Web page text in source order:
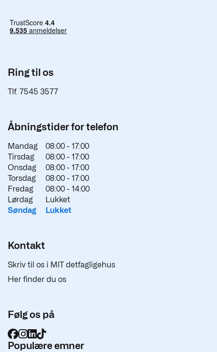
Ring til os
Tlf. 7545 3577
Åbningstider for telefon
Mandag 08:00 - 17:00
Tirsdag
08:00 - 17:00
Onsdag
08:00 - 17:00
Torsdag
08:00 - 17:00
Fredag
08:00 - 14:00
Lørdag
Lukket
Søndag
Lukket
Kontakt
Skriv til os i MIT detfagligehus
Her finder du os
Følg os på
Populære emner